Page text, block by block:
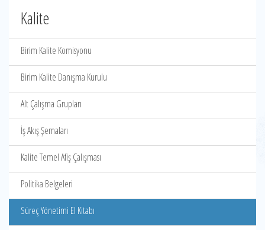
Kalite
Birim Kalite Komisyonu
Birim Kalite Danışma Kurulu
Alt Çalışma Grupları
İş Akış Şemaları
Kalite Temel Afiş Çalışması
Politika Belgeleri
Süreç Yönetimi El Kitabı